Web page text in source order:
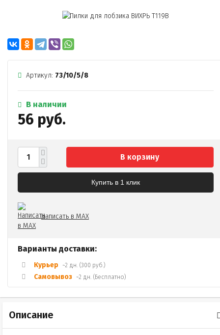
Артикул: 73/10/5/8
В наличии
56 руб.
В корзину
Купить в 1 клик
Написать в MAX
Варианты доставки:
Курьер ~2 дн. (300 руб.)
Самовывоз ~2 дн. (Бесплатно)
Описание